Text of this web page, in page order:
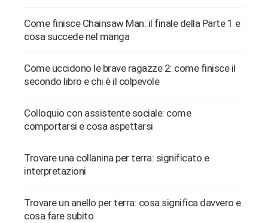
Come finisce Chainsaw Man: il finale della Parte 1 e
cosa succede nel manga
Come uccidono le brave ragazze 2: come finisce il
secondo libro e chi è il colpevole
Colloquio con assistente sociale: come
comportarsi e cosa aspettarsi
Trovare una collanina per terra: significato e
interpretazioni
Trovare un anello per terra: cosa significa davvero e
cosa fare subito